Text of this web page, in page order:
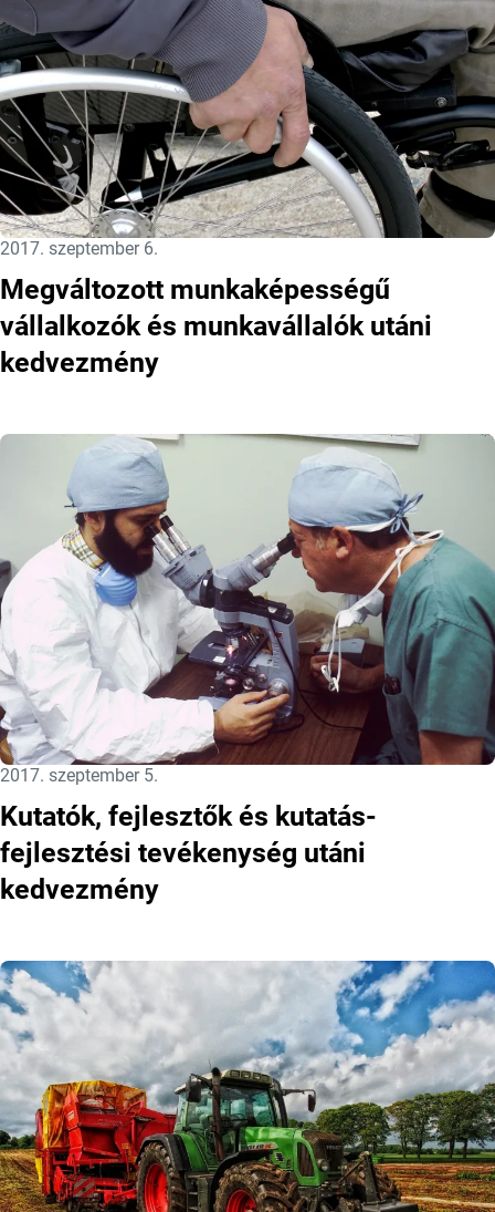
Közzétéve:
2017. szeptember 6.
Megváltozott munkaképességű
vállalkozók és munkavállalók utáni
kedvezmény
Közzétéve:
2017. szeptember 5.
Kutatók, fejlesztők és kutatás-
fejlesztési tevékenység utáni
kedvezmény